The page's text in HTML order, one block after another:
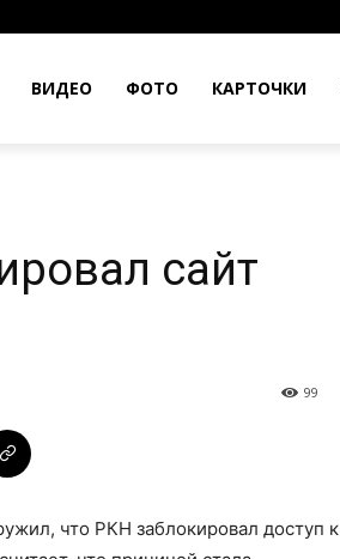
ВИДЕО ФОТО КАРТОЧКИ
сайт
99
что РКН заблокировал доступ к